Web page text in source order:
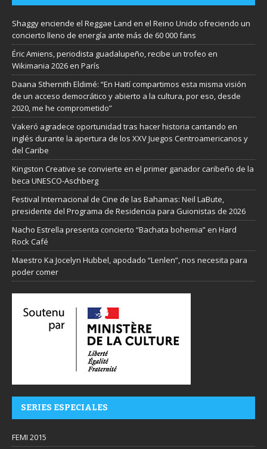
Shaggy enciende el Reggae Land en el Reino Unido ofreciendo un
concierto lleno de energía ante más de 60 000 fans
Éric Amiens, periodista guadalupeño, recibe un trofeo en
Wikimania 2026 en París
Daana Sthernith Eldimé: “En Haití compartimos esta misma visión
de un acceso democrático y abierto a la cultura, por eso, desde
2020, me he comprometido”
Vakeró agradece oportunidad tras hacer historia cantando en
inglés durante la apertura de los XXV Juegos Centroamericanos y
del Caribe
Kingston Creative se convierte en el primer ganador caribeño de la
beca UNESCO-Aschberg
Festival Internacional de Cine de las Bahamas: Neil LaBute,
presidente del Programa de Residencia para Guionistas de 2026
Nacho Estrella presenta concierto “Bachata bohemia” en Hard
Rock Café
Maestro Ka Jocelyn Hubbel, apodado “Lenlen”, nos necesita para
poder comer
SERIES ESPECIALES
FEMI 2015